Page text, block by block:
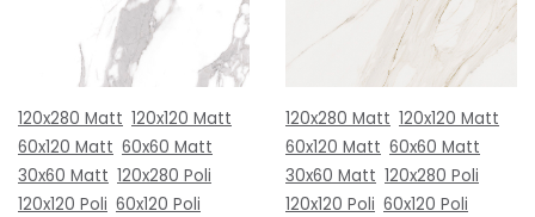
120x280 Matt 120x120 Matt
60x120 Matt 60x60 Matt
30x60 Matt 120x280 Poli
120x120 Poli 60x120 Poli
120x280 Matt 120x120 Matt
60x120 Matt 60x60 Matt
30x60 Matt 120x280 Poli
120x120 Poli 60x120 Poli